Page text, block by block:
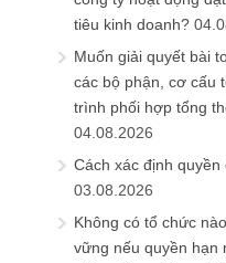
tiêu kinh doanh?
Muốn giải quyết bài
các bộ phận, cơ cấu
trình phối hợp tổng
04.08.2026
Cách xác định quyền
03.08.2026
Không có tổ chức
vững nếu quyền hạn